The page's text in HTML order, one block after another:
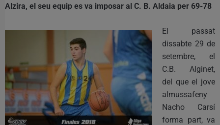
Alzira, el seu equip es va imposar al C. B. Aldaia per 69-78
El passat
dissabte 29 de
setembre, el
C.B. Alginet,
del que el jove
almussafeny
Nacho Carsí
forma part, va